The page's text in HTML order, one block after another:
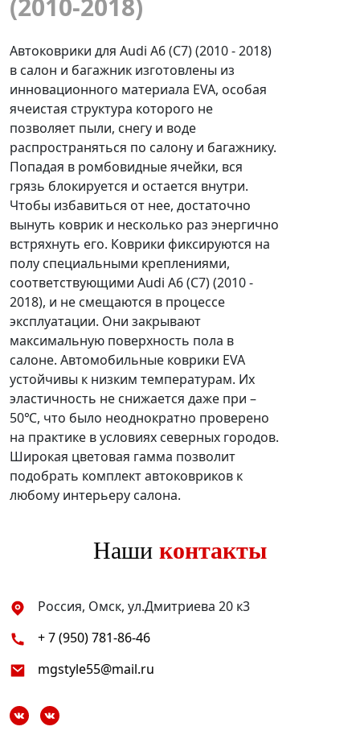
(2010-2018)
Автоковрики для Audi A6 (C7) (2010 - 2018)
в салон и багажник изготовлены из
инновационного материала EVA, особая
ячеистая структура которого не
позволяет пыли, снегу и воде
распространяться по салону и багажнику.
Попадая в ромбовидные ячейки, вся
грязь блокируется и остается внутри.
Чтобы избавиться от нее, достаточно
вынуть коврик и несколько раз энергично
встряхнуть его. Коврики фиксируются на
полу специальными креплениями,
соответствующими Audi A6 (C7) (2010 -
2018), и не смещаются в процессе
эксплуатации. Они закрывают
максимальную поверхность пола в
салоне. Автомобильные коврики EVA
устойчивы к низким температурам. Их
эластичность не снижается даже при –
50℃, что было неоднократно проверено
на практике в условиях северных городов.
Широкая цветовая гамма позволит
подобрать комплект автоковриков к
любому интерьеру салона.
Наши контакты
Россия, Омск, ул.Дмитриева 20 к3
+ 7 (950) 781-86-46
mgstyle55@mail.ru